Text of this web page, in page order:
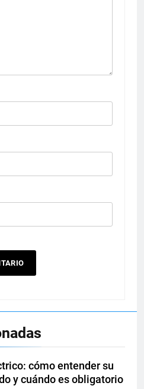
cómo entender su
y cuándo es obligatorio